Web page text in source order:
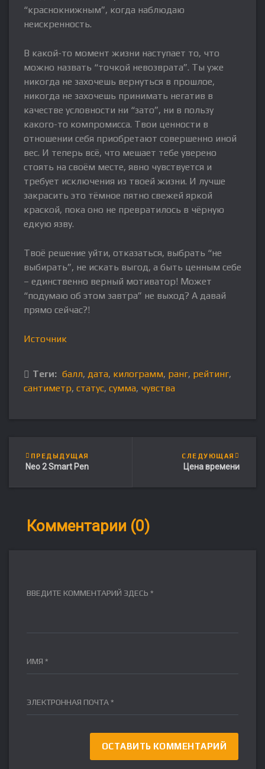
“краснокнижным”, когда наблюдаю
неискренность.
В какой-то момент жизни наступает то, что
можно назвать “точкой невозврата”. Ты уже
никогда не захочешь вернуться в прошлое,
никогда не захочешь принимать негатив в
качестве условности ни “зато”, ни в пользу
какого-то компромисса. Твои ценности в
отношении себя приобретают совершенно иной
вес. И теперь всё, что мешает тебе уверено
стоять на своём месте, явно чувствуется и
требует исключения из твоей жизни. И лучше
закрасить это тёмное пятно свежей яркой
краской, пока оно не превратилось в чёрную
едкую язву.
Твоё решение уйти, отказаться, выбрать “не
выбирать”, не искать выгод, а быть ценным себе
– единственно верный мотиватор! Может
“подумаю об этом завтра” не выход? А давай
прямо сейчас?!
Источник
Теги: балл, дата, килограмм, ранг, рейтинг,
сантиметр, статус, сумма, чувства
ПРЕДЫДУЩАЯ
Neo 2 Smart Pen
СЛЕДУЮЩАЯ
Цена времени
Комментарии (0)
ВВЕДИТЕ КОММЕНТАРИЙ ЗДЕСЬ *
ИМЯ *
ЭЛЕКТРОННАЯ ПОЧТА *
DE